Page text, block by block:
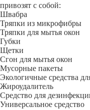
привозят с собой:
Швабра
Тряпки из микрофибры
Тряпки для мытья окон
Губки
Щетки
Сгон для мытья окон
Мусорные пакеты
Экологичные средства
Жироудалитель
Средство для
Универсальное средство